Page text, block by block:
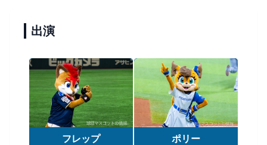
出演
フレップ ポリー